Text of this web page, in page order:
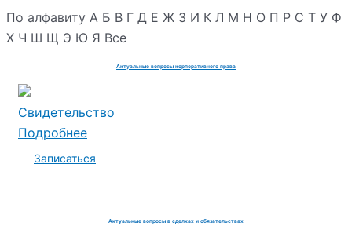
По алфавиту А Б В Г Д Е Ж З И К Л М Н О П Р С Т У Ф
Х Ч Ш Щ Э Ю Я Все
Актуальные вопросы корпоративного права
Свидетельство
Подробнее
Записаться
Актуальные вопросы в сделках и обязательствах